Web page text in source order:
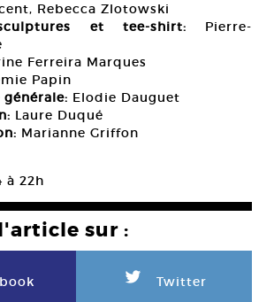
Rebecca Zlotowski
et tee-shirt: Pierre-
Ferreira Marques
Papin
Elodie Dauguet
Laure Duqué
Marianne Griffon
à 22h
sur :
L Twitter